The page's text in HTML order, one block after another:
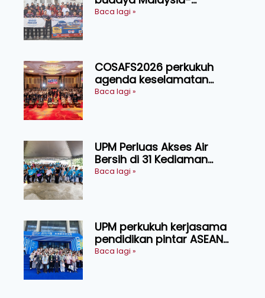
Indonesia melalui Narasi
Baca lagi »
COSAFS2026 perkukuh
agenda keselamatan
makanan, AgriHub pacu
Baca lagi »
UPM Perluas Akses Air
Bersih di 31 Kediaman
Orang Asli Tasik Chini
Baca lagi »
UPM perkukuh kerjasama
pendidikan pintar ASEAN
menerusi lawatan rasmi ke
Baca lagi »